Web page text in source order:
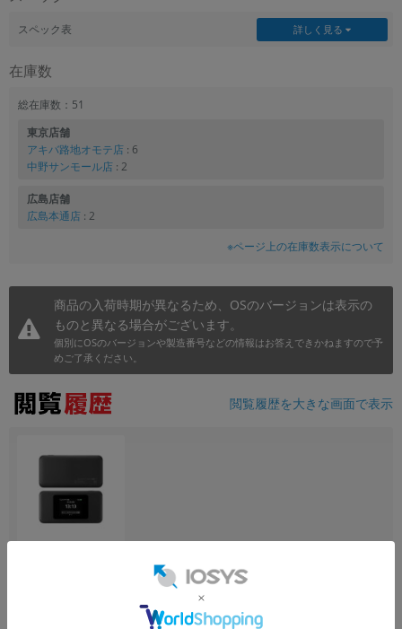
スペック表 詳しく見る
在庫数
総在庫数：51
東京店舗
アキバ路地オモテ店 : 6
中野サンモール店 : 2
広島店舗
広島本通店 : 2
※ページ上の在庫数表示について
商品の入荷時期が異なるため、OSのバージョンは表示の
ものと異なる場合がございます。
個別にOSのバージョンや製造番号などの情報はお答えできかねますので予
めご了承ください。
閲覧履歴を大きな画面で表示